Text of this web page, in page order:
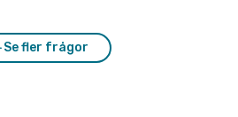
Se fler frågor